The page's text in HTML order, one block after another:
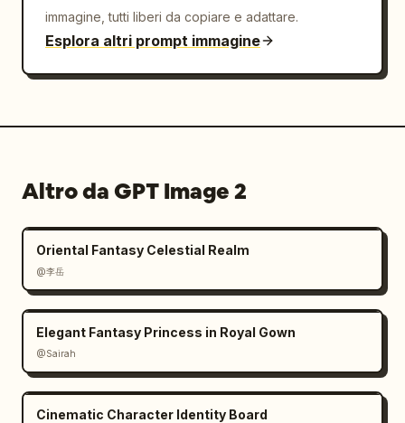
immagine, tutti liberi da copiare e adattare.
Esplora altri prompt immagine
Altro da GPT Image 2
Oriental Fantasy Celestial Realm
@李岳
Elegant Fantasy Princess in Royal Gown
@Sairah
Cinematic Character Identity Board